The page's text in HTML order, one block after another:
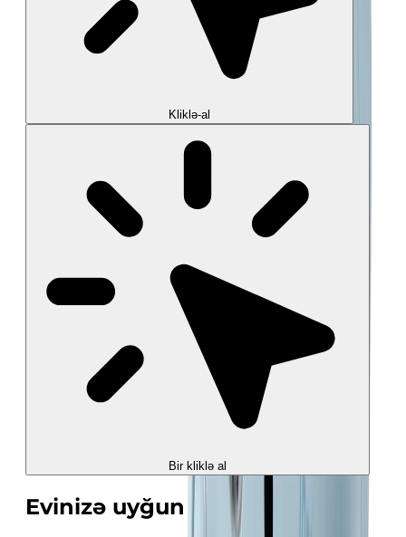
Kliklə-al
Bir kliklə al
Evinizə uyğun sərinlik